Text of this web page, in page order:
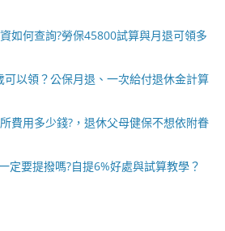
如何查詢?勞保45800試算與月退可領多
可以領？公保月退、一次給付退休金計算
費用多少錢?，退休父母健保不想依附眷
定要提撥嗎?自提6%好處與試算教學？